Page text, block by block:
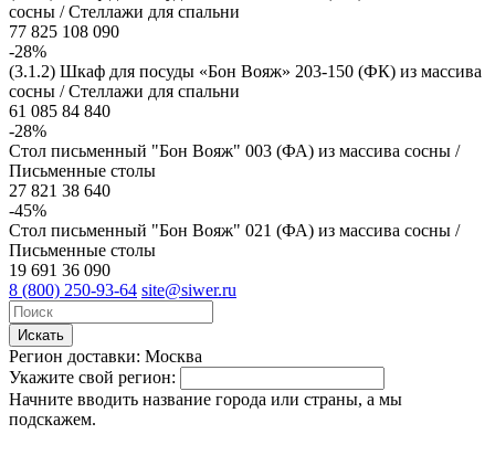
сосны / Стеллажи для спальни
77 825 108 090
-28%
(3.1.2) Шкаф для посуды «Бон Вояж» 203-150 (ФК) из массива
сосны / Стеллажи для спальни
61 085 84 840
-28%
Стол письменный "Бон Вояж" 003 (ФА) из массива сосны /
Письменные столы
27 821 38 640
-45%
Стол письменный "Бон Вояж" 021 (ФА) из массива сосны /
Письменные столы
19 691 36 090
8 (800) 250-93-64 site@siwer.ru
Искать
Регион доставки: Москва
Укажите свой регион:
Начните вводить название города или страны, а мы
подскажем.